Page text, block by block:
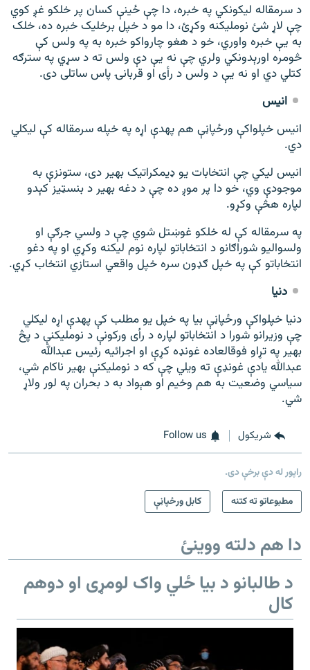
د سرمقاله لیکونکي په خبره، دا چې ځینې کسان پر خلکو غږ کوي
چې لاړ شئ نوم‎لیکنه وکړئ، دا مو د خپل برخلیک خبره ده، خلک
به یې خبره واوري، خو د هغو چارواکو خبره به په ولس کې
څومره اورېدونکي ولري چې نه یې دې ولس ته د سړي په سترګه
کتلي دي او نه یې د ولس د رأی او قربانۍ پاس ساتلی دی.
انیس
انیس خپلواکې ورځپاڼې هم په‎دې اړه په خپله سرمقاله کې لیکلي
دي.
انیس لیکي چې انتخابات یو ډیمکراتیک بهیر دی، ستونزې به
موجودې وي، خو دا پر موږ ده چې د دغه بهیر د بنسټیز کېدو
لپاره هڅې وکړو.
په سرمقاله کې له خلکو غوښتل شوي چې د ولسي جرګې او
ولسوالیو شوراګانو د انتخاباتو لپاره نوم لیکنه وکړي او په دغو
انتخاباتو کې په خپل ګډون سره خپل واقعي استازي انتخاب کړي.
دنیا
دنیا خپلواکې ورځپاڼې بیا په خپل یو مطلب کې په‎دې اړه لیکلي
چې وزیرانو شورا د انتخاباتو لپاره د رأی ورکونې د نوم‎لیکنې د پڅ
بهیر په تړاو فوق‎العاده غونډه کړې او اجرائیه رئیس عبدالله
عبدالله یادې غونډې ته ویلي چې که د نوم‎لیکنې بهیر ناکام شي،
سیاسي وضعیت به هم وخیم او هېواد به د بحران په لور ولاړ
شي.
شريکول Follow us
راپور له دې برخې دی.
مطبوعاتو ته کتنه
کابل ورځپاڼې
دا هم دلته ووینئ
د طالبانو د بیا ځلي واک لومړی او دوهم
کال